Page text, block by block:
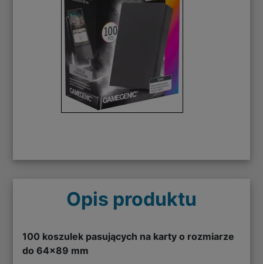
Opis produktu
100 koszulek pasujących na karty o rozmiarze
do 64x89 mm